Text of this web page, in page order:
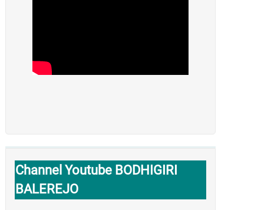
Channel Youtube BODHIGIRI
BALEREJO